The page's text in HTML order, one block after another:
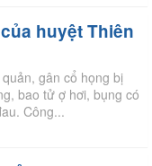
huyệt Thiên
gân cổ họng bị
bao tử ợ hơi, bụng có
Công...